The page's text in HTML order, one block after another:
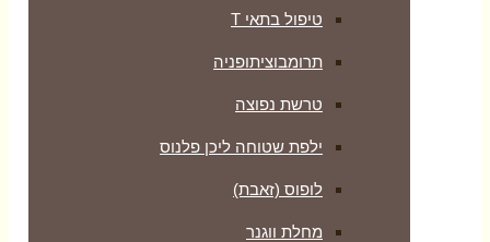
טיפול בתאי T
תרומבוציתופניה
טרשת נפוצה
ילפת שטוחה ליכן פלנוס
לופוס (זאבת)
מחלת ווגנר